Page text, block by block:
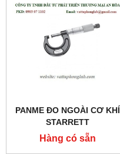
PANME ĐO NGOÀI CƠ KHÍ
STARRETT
MODEL:436MXRL-300
Hàng có sẵn